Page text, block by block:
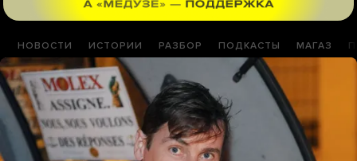
НОВОСТИ ИСТОРИИ РАЗБОР ПОДКАСТЫ МАГАЗ